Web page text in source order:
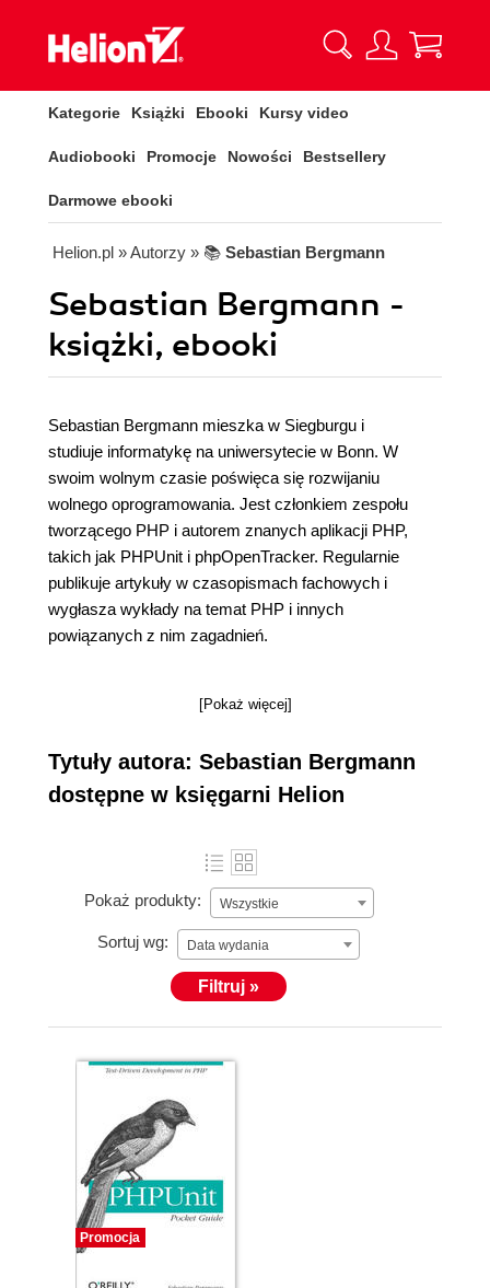
Kategorie Książki Ebooki Kursy video
Audiobooki Promocje Nowości Bestsellery
Darmowe ebooki
Helion.pl » Autorzy » 📚 Sebastian Bergmann
Sebastian Bergmann -
książki, ebooki
Sebastian Bergmann mieszka w Siegburgu i
studiuje informatykę na uniwersytecie w Bonn. W
swoim wolnym czasie poświęca się rozwijaniu
wolnego oprogramowania. Jest członkiem zespołu
tworzącego PHP i autorem znanych aplikacji PHP,
takich jak PHPUnit i phpOpenTracker. Regularnie
publikuje artykuły w czasopismach fachowych i
wygłasza wykłady na temat PHP i innych
powiązanych z nim zagadnień.
[Pokaż więcej]
Tytuły autora: Sebastian Bergmann
dostępne w księgarni Helion
Pokaż produkty: Wszystkie
Sortuj wg: Data wydania
Filtruj »
Promocja